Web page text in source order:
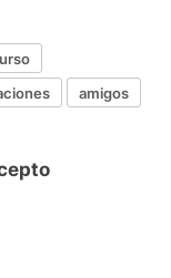
amigos